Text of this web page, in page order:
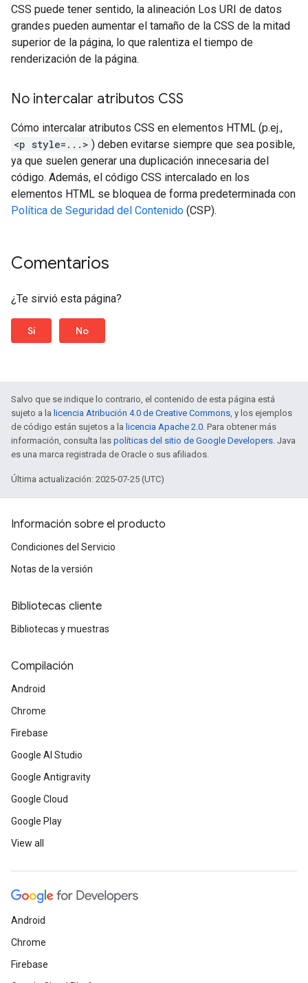
CSS puede tener sentido, la alineación Los URI de datos
grandes pueden aumentar el tamaño de la CSS de la mitad
superior de la página, lo que ralentiza el tiempo de
renderización de la página.
No intercalar atributos CSS
Cómo intercalar atributos CSS en elementos HTML (p.ej.,
<p style=...> ) deben evitarse siempre que sea posible,
ya que suelen generar una duplicación innecesaria del
código. Además, el código CSS intercalado en los
elementos HTML se bloquea de forma predeterminada con
Política de Seguridad del Contenido (CSP).
Comentarios
¿Te sirvió esta página?
Sí No
Salvo que se indique lo contrario, el contenido de esta página está
sujeto a la licencia Atribución 4.0 de Creative Commons, y los ejemplos
de código están sujetos a la licencia Apache 2.0. Para obtener más
información, consulta las políticas del sitio de Google Developers. Java
es una marca registrada de Oracle o sus afiliados.
Última actualización: 2025-07-25 (UTC)
Información sobre el producto
Condiciones del Servicio
Notas de la versión
Bibliotecas cliente
Bibliotecas y muestras
Compilación
Android
Chrome
Firebase
Google AI Studio
Google Antigravity
Google Cloud
Google Play
View all
Android
Chrome
Firebase